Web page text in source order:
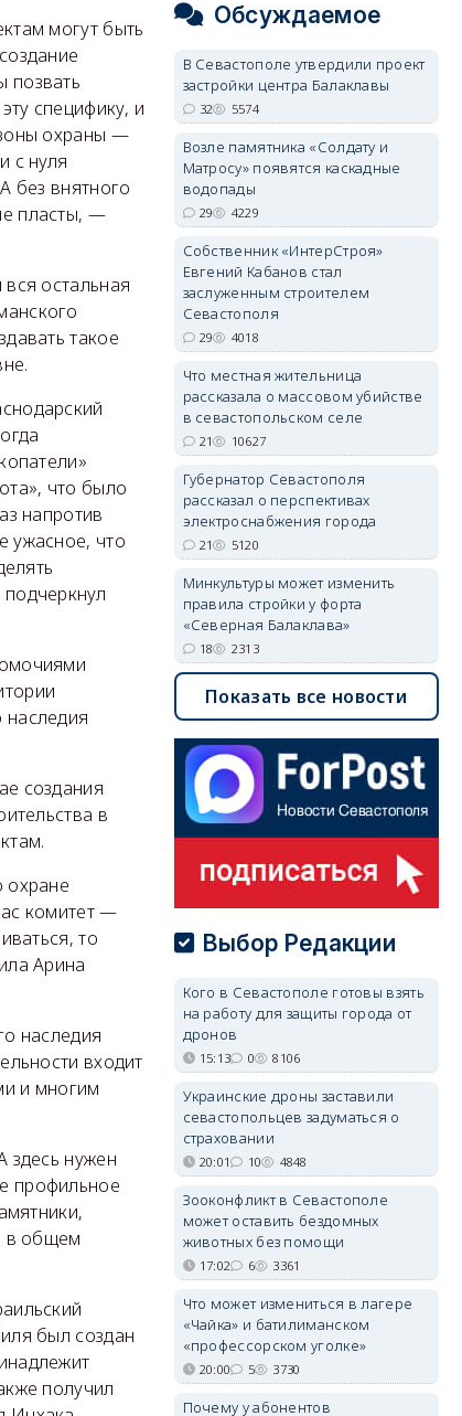
могут быть
позвать
специфику, и
охраны —
с нуля
без внятного
пласты, —
остальная
такое
что было
напротив
ужасное, что
наследия
создания
в
охране
комитет —
то
Арина
наследия
входит
и многим
здесь нужен
профильное
в общем
был создан
получил
Обсуждаемое
В Севастополе утвердили проект
застройки центра Балаклавы
32 5574
Возле памятника «Солдату и
Матросу» появятся каскадные
водопады
29 4229
Собственник «ИнтерСтроя»
Евгений Кабанов стал
заслуженным строителем
Севастополя
29 4018
Что местная жительница
рассказала о массовом убийстве
в севастопольском селе
21 10627
Губернатор Севастополя
рассказал о перспективах
электроснабжения города
21 5120
Минкультуры может изменить
правила стройки у форта
«Северная Балаклава»
18 2313
Показать все новости
Выбор Редакции
Кого в Севастополе готовы взять
на работу для защиты города от
дронов
15:13 0 8106
Украинские дроны заставили
севастопольцев задуматься о
страховании
20:01 10 4848
Зооконфликт в Севастополе
может оставить бездомных
животных без помощи
17:02 6 3361
Что может измениться в лагере
«Чайка» и батилиманском
«профессорском уголке»
20:00 5 3730
Почему у абонентов